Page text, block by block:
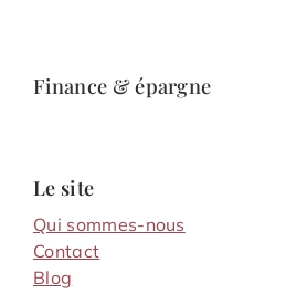
Finance & épargne
Le site
Qui sommes-nous
Contact
Blog